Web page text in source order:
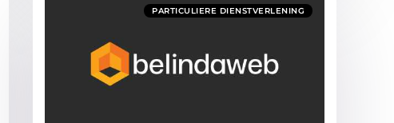
PARTICULIERE DIENSTVERLENING